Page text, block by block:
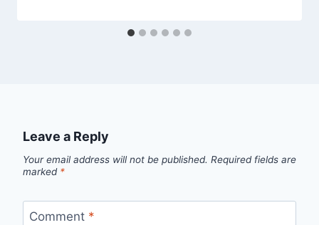
Leave a Reply
Your email address will not be published. Required fields are
marked *
Comment *